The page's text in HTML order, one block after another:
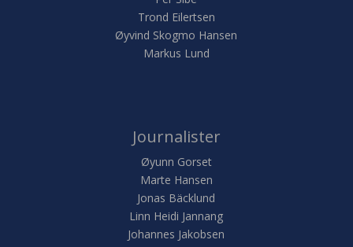
Trond Eilertsen
Øyvind Skogmo Hansen
Markus Lund
Journalister
Øyunn Gorset
Marte Hansen
Jonas Bäcklund
Linn Heidi Jannang
Johannes Jakobsen